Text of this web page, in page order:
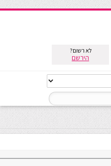
לא רשום?
הירשם